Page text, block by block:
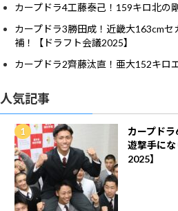
カープドラ4工藤泰己！159キロ北の
カープドラ3勝田成！近畿大163cm
補！【ドラフト会議2025】
カープドラ2齊藤汰直！亜大152キロ
人気記事
カープド
遊撃手に
2025】